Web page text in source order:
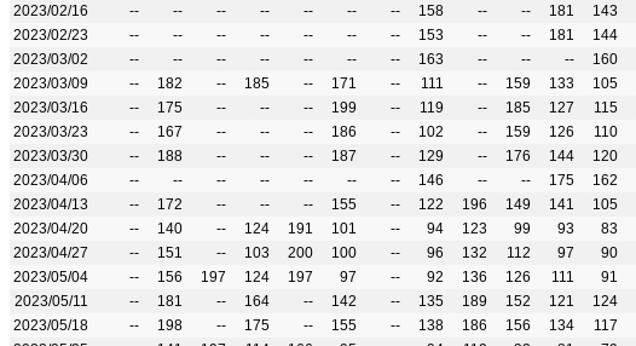
2023/02/16
-- -- -- -- -- -- -- 158 -- -- 181 143
2023/02/23
-- -- -- -- -- -- -- 153 -- -- 181 144
2023/03/02
-- -- -- -- -- -- -- 163 -- -- -- 160
2023/03/09
-- 182 -- 185 -- 171 -- 111 -- 159 133 105
2023/03/16
-- 175 -- -- -- 199 -- 119 -- 185 127 115
2023/03/23
-- 167 -- -- -- 186 -- 102 -- 159 126 110
2023/03/30
-- 188 -- -- -- 187 -- 129 -- 176 144 120
2023/04/06
-- -- -- -- -- -- -- 146 -- -- 175 162
2023/04/13
-- 172 -- -- -- 155 -- 122 196 149 141 105
2023/04/20
-- 140 -- 124 191 101 -- 94 123 99 93 83
2023/04/27
-- 151 -- 103 200 100 -- 96 132 112 97 90
2023/05/04
-- 156 197 124 197 97 -- 92 136 126 111 91
2023/05/11
-- 181 -- 164 -- 142 -- 135 189 152 121 124
2023/05/18
-- 198 -- 175 -- 155 -- 138 186 156 134 117